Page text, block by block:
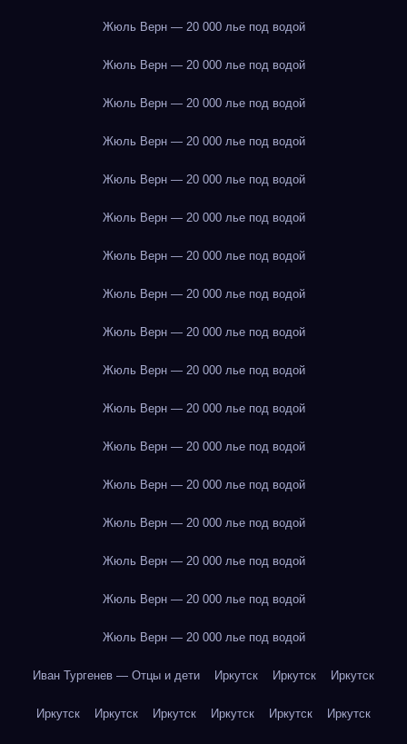
Жюль Верн — 20 000 лье под водой
Жюль Верн — 20 000 лье под водой
Жюль Верн — 20 000 лье под водой
Жюль Верн — 20 000 лье под водой
Жюль Верн — 20 000 лье под водой
Жюль Верн — 20 000 лье под водой
Жюль Верн — 20 000 лье под водой
Жюль Верн — 20 000 лье под водой
Жюль Верн — 20 000 лье под водой
Жюль Верн — 20 000 лье под водой
Жюль Верн — 20 000 лье под водой
Жюль Верн — 20 000 лье под водой
Жюль Верн — 20 000 лье под водой
Жюль Верн — 20 000 лье под водой
Жюль Верн — 20 000 лье под водой
Жюль Верн — 20 000 лье под водой
Жюль Верн — 20 000 лье под водой
Иван Тургенев — Отцы и дети Иркутск Иркутск Иркутск
Иркутск Иркутск Иркутск Иркутск Иркутск Иркутск